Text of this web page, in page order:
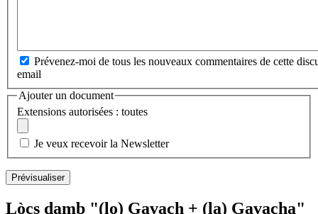
Prévenez-moi de tous les nouveaux commentaires de cette
email
Ajouter un document
Extensions autorisées : toutes
Je veux recevoir la Newsletter
Lòcs damb "(lo) Gavach + (la) Gavacha"